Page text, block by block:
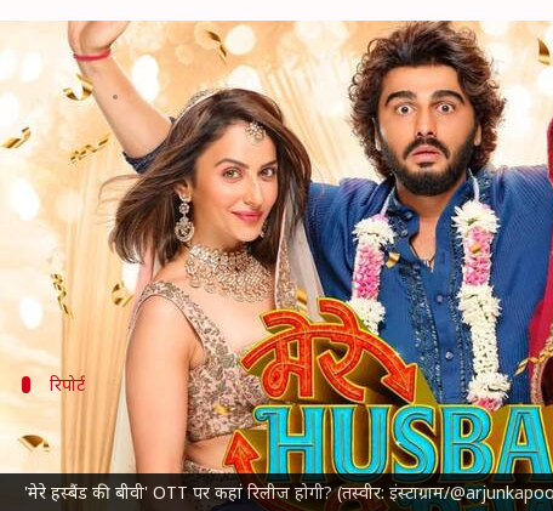
'मेरे हस्बैंड की बीवी' OTT पर कहां रिलीज होगी? (तस्वीर: इंस्टाग्राम/
अर्जुन कपूर की फिल्म 'मेरे हस्बैंड की
दीक्षा शर्मा Feb 21, 2025 01:33 pm
क्या है खबर?
काफी समय सेअर्जुन कपूरफिल्म 'मेरे हस्बैंड की बीवी' को
और रकुल प्रीत सिंहभी मुख्य भूमिका में हैं।
तीनों की अदाकारी की खूब तारीफ हो रही है, वहीं
रिपोर्ट
OTT पर कहां देख पाएंगे यह फिल्म?
मीडिया रिपोर्ट के अनुसार, 'मेरे हस्बैंड की बीवी' के OTT राइट्स
दे सकती है।